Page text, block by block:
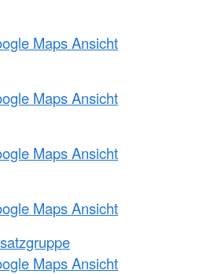
Maps Ansicht
Maps Ansicht
Maps Ansicht
Maps Ansicht
Maps Ansicht